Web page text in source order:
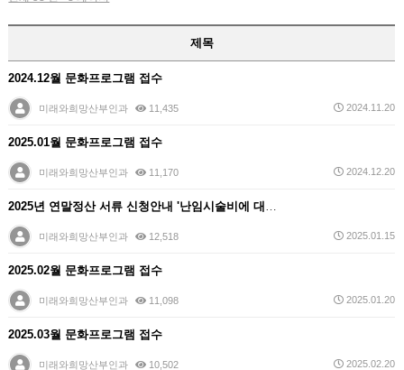
제목
2024.12월 문화프로그램 접수
미래와희망산부인과 11,435 2024.11.20
2025.01월 문화프로그램 접수
미래와희망산부인과 11,170 2024.12.20
2025년 연말정산 서류 신청안내 '난임시술비에 대한 …
미래와희망산부인과 12,518 2025.01.15
2025.02월 문화프로그램 접수
미래와희망산부인과 11,098 2025.01.20
2025.03월 문화프로그램 접수
미래와희망산부인과 10,502 2025.02.20